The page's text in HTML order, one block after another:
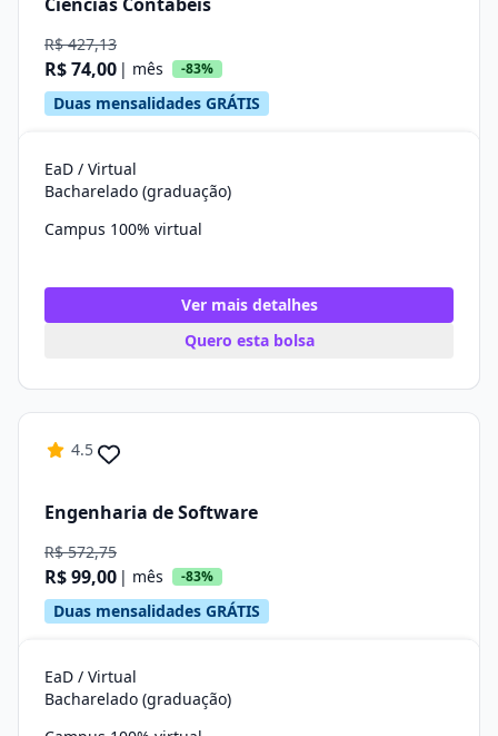
R$ 427,13
R$ 74,00 | mês -83%
Duas mensalidades GRÁTIS
EaD / Virtual
Bacharelado (graduação)
Campus 100% virtual
Ver mais detalhes
Quero esta bolsa
4.5
Engenharia de Software
R$ 572,75
R$ 99,00 | mês -83%
Duas mensalidades GRÁTIS
EaD / Virtual
Bacharelado (graduação)